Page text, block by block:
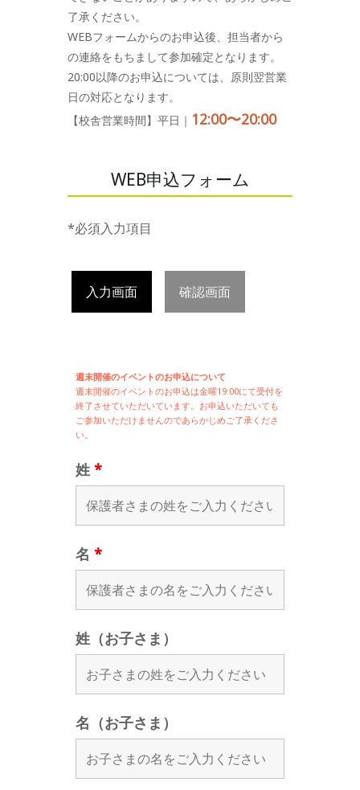
了承ください。
WEBフォームからのお申込後、担当者から
の連絡をもちまして参加確定となります。
20:00以降のお申込については、原則翌営業
日の対応となります。
【校舎営業時間】平日｜ 12:00〜20:00
WEB申込フォーム
*必須入力項目
入力画面 確認画面
週末開催のイベントのお申込について
週末開催のイベントのお申込は金曜19:00にて受付を
終了させていただいています。お申込いただいても
ご参加いただけませんのであらかじめご了承くださ
い。
姓 *
名 *
姓（お子さま）
名（お子さま）